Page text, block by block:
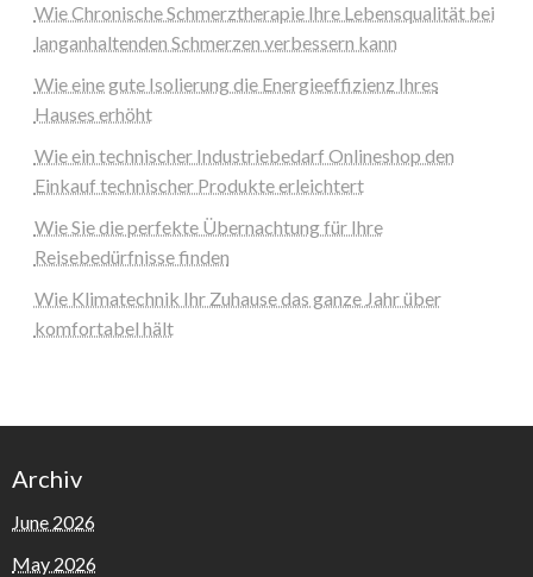
Wie Chronische Schmerztherapie Ihre Lebensqualität bei
langanhaltenden Schmerzen verbessern kann
Wie eine gute Isolierung die Energieeffizienz Ihres
Hauses erhöht
Wie ein technischer Industriebedarf Onlineshop den
Einkauf technischer Produkte erleichtert
Wie Sie die perfekte Übernachtung für Ihre
Reisebedürfnisse finden
Wie Klimatechnik Ihr Zuhause das ganze Jahr über
komfortabel hält
Archiv
June 2026
May 2026